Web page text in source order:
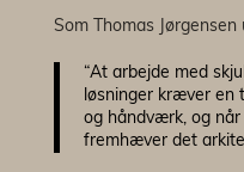
Som Thomas
“At arbejde med
løsninger kræver
og håndværk, og
fremhæver det